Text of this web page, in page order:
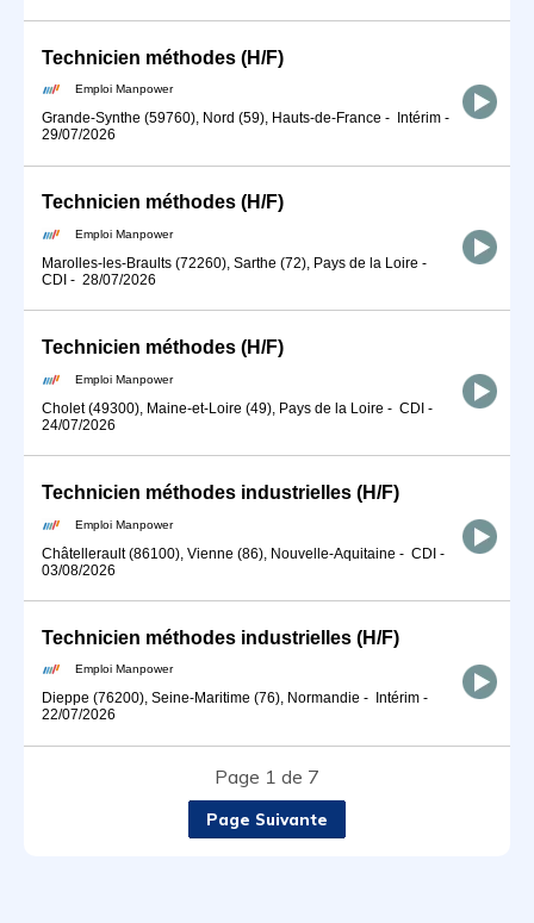
Technicien méthodes (H/F)
Emploi Manpower
Grande-Synthe (59760), Nord (59), Hauts-de-France - Intérim -
29/07/2026
Technicien méthodes (H/F)
Emploi Manpower
Marolles-les-Braults (72260), Sarthe (72), Pays de la Loire -
CDI - 28/07/2026
Technicien méthodes (H/F)
Emploi Manpower
Cholet (49300), Maine-et-Loire (49), Pays de la Loire - CDI -
24/07/2026
Technicien méthodes industrielles (H/F)
Emploi Manpower
Châtellerault (86100), Vienne (86), Nouvelle-Aquitaine - CDI -
03/08/2026
Technicien méthodes industrielles (H/F)
Emploi Manpower
Dieppe (76200), Seine-Maritime (76), Normandie - Intérim -
22/07/2026
Page 1 de 7
Page Suivante